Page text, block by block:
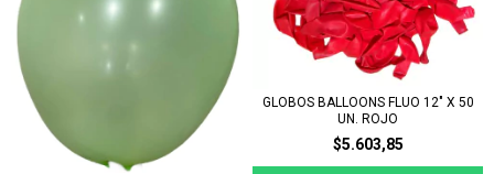
GLOBOS BALLOONS FLUO 12" X 50
UN. ROJO
$5.603,85